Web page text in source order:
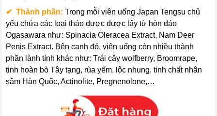
✔ Thành phần:Trong mỗi viên uống Japan Tengsu chủ
yếu chứa các loại thảo dược được lấy từ hòn đảo
Ogasawara như: Spinacia Oleracea Extract, Nam Deer
Penis Extract. Bên cạnh đó, viên uống còn nhiều thành
phần lành tính khác như: Trái cây wolfberry, Broomrape,
tinh hoàn bò Tây tạng, rùa yếm, lộc nhung, tinh chất nhân
sâm Hàn Quốc, Actinolite, Pregnenolone,…